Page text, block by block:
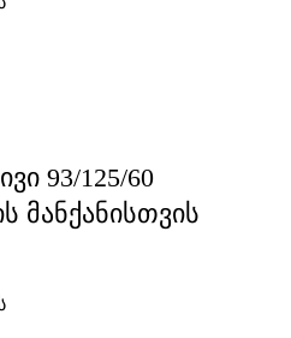
93/125/60
მანქანისთვის